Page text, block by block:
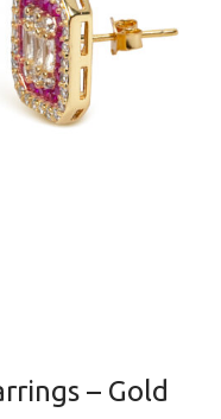
– Gold